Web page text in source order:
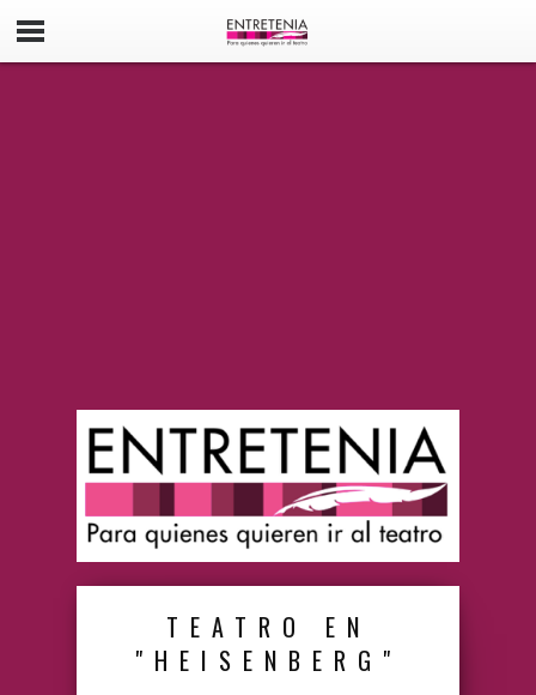
TEATRO EN
"HEISENBERG"